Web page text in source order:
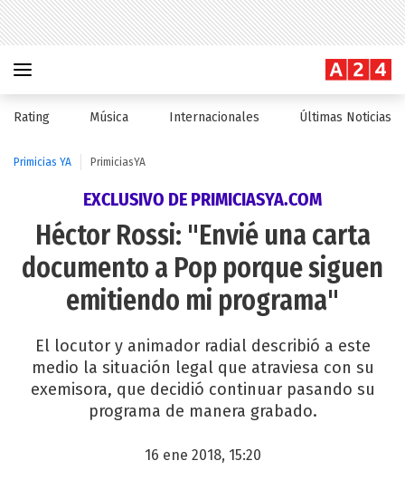
Rating Música Internacionales Últimas Noticias
Primicias YA PrimiciasYA
EXCLUSIVO DE PRIMICIASYA.COM
Héctor Rossi: "Envié una carta
documento a Pop porque siguen
emitiendo mi programa"
El locutor y animador radial describió a este
medio la situación legal que atraviesa con su
exemisora, que decidió continuar pasando su
programa de manera grabado.
16 ene 2018, 15:20